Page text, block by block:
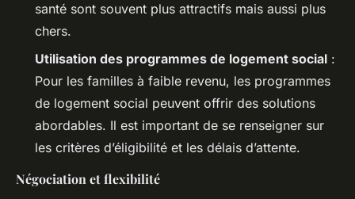
santé sont souvent plus attractifs mais aussi plus
chers.
Utilisation des programmes de logement social :
Pour les familles à faible revenu, les programmes
de logement social peuvent offrir des solutions
abordables. Il est important de se renseigner sur
les critères d’éligibilité et les délais d’attente.
Négociation et flexibilité